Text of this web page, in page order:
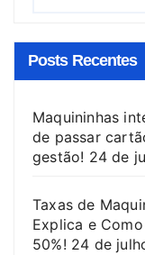
Posts Recentes
Maquininhas
de passar
gestão! 24 de
Taxas de
Explica e
50%! 24 de